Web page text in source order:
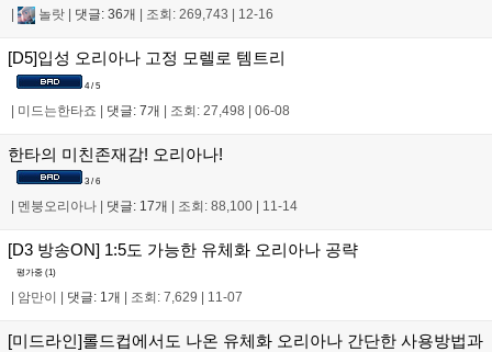
놀랏 댓글: 36개 조회: 269,743 12-16
[D5]입성 오리아나 고정 모렐로 템트리
4 / 5
| 미드는한타죠 | 댓글: 7개 | 조회: 27,498 | 06-08
한타의 미친존재감! 오리아나!
3 / 6
멘붕오리아나 댓글: 17개 조회: 88,100 11-14
[D3 방송ON] 1:5도 가능한 유체화 오리아나 공략
평가중 (1)
암만이 댓글: 1개 조회: 7,629 11-07
[미드라인]롤드컵에서도 나온 유체화 오리아나 간단한 사용방법과